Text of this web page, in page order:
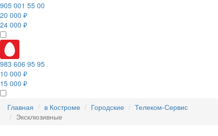
905 001 55 00
20 000 ₽
24 000 ₽
983 606 95 95
10 000 ₽
15 000 ₽
Главная в Костроме Городские
Телеком-Сервис
Эксклюзивные